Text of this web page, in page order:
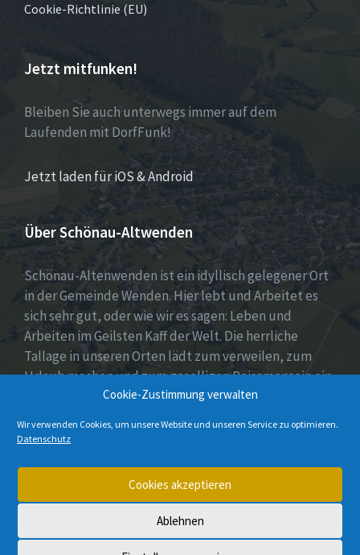
Cookie-Zustimmung verwalten
Wir verwenden Cookies, um unsere Website und unseren Service zu optimieren.
Datenschutz
Cookies akzeptieren
Ablehnen
Cookie-Richtlinie (EU)
Jetzt mitfunken!
Bleiben Sie auch unterwegs immer auf dem
Laufenden mit DorfFunk!
Jetzt laden für iOS & Android
Über Schönau-Altwenden
Schönau-Altenwenden ist ein idyllisch gelegener Ort
in der Gemeinde Wenden. Hier lebt und Arbeitet es
sich sehr gut, oder wie wir es sagen: Leben und
Arbeiten im Geilsten Kaff der Welt. Die herrliche
Tallage in unseren Orten lädt zum verweilen, zum
Urlaub machen und zum geselligen Beisamensein ein.
Dies wird auch durch unser aktives Vereinsleben
unter Beweis gestellt.
Instagram
© 2026 Schönau-Altenwenden